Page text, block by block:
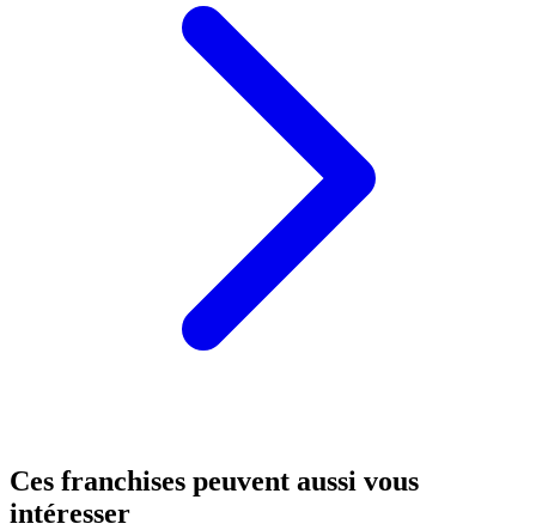
Ces franchises peuvent aussi vous
intéresser